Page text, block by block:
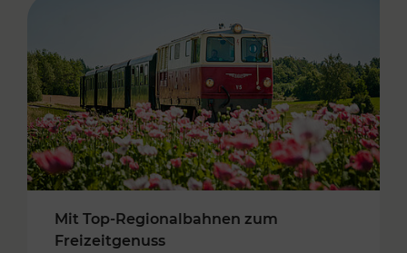
Mit Top-Regionalbahnen zum
Freizeitgenuss